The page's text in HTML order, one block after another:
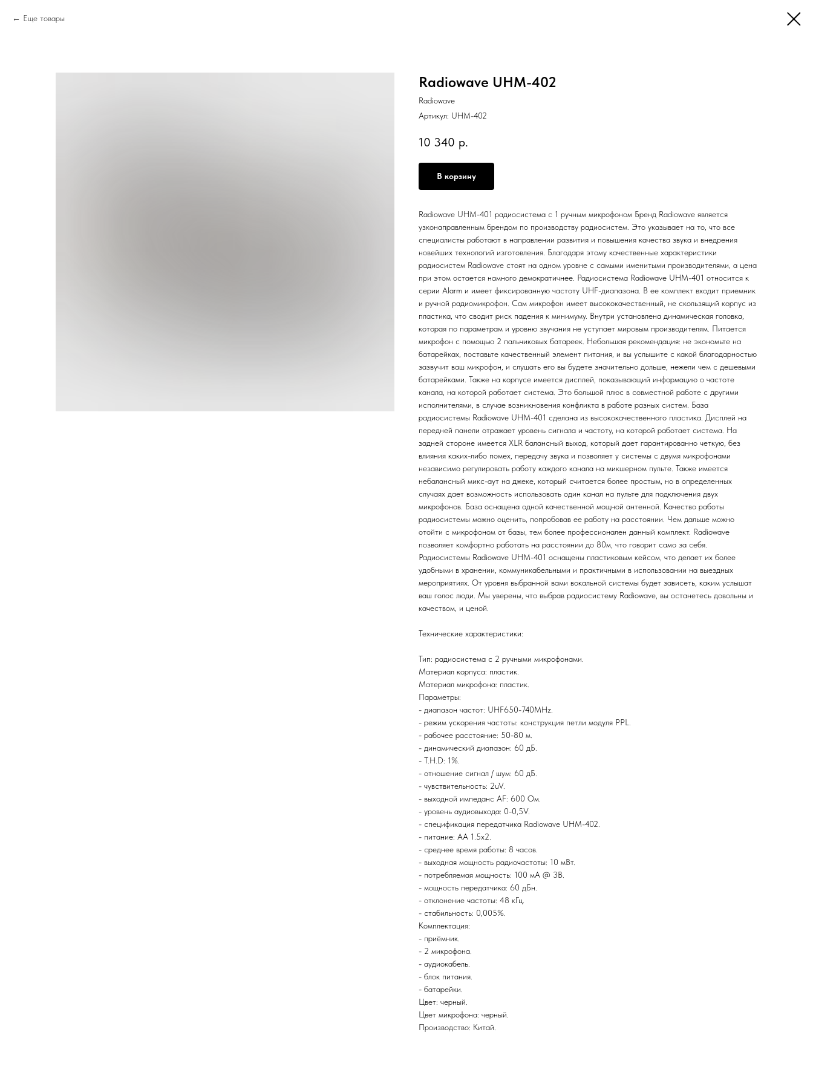
Еще товары
Radiowave UHM-402
Radiowave
Артикул: UHM-402
10 340 р.
В корзину
Radiowave UHM-401 радиосистема с 1 ручным микрофоном Бренд Radiowave является
узконаправленным брендом по производству радиосистем. Это указывает на то, что все
специалисты работают в направлении развития и повышения качества звука и внедрения
новейших технологий изготовления. Благодаря этому качественные характеристики
радиосистем Radiowave стоят на одном уровне с самыми именитыми производителями, а цена
при этом остается намного демократичнее. Радиосистема Radiowave UHM-401 относится к
серии Alarm и имеет фиксированную частоту UHF-диапазона. В ее комплект входит приемник
и ручной радиомикрофон. Сам микрофон имеет высококачественный, не скользящий корпус из
пластика, что сводит риск падения к минимуму. Внутри установлена динамическая головка,
которая по параметрам и уровню звучания не уступает мировым производителям. Питается
микрофон с помощью 2 пальчиковых батареек. Небольшая рекомендация: не экономьте на
батарейках, поставьте качественный элемент питания, и вы услышите с какой благодарностью
зазвучит ваш микрофон, и слушать его вы будете значительно дольше, нежели чем с дешевыми
батарейками. Также на корпусе имеется дисплей, показывающий информацию о частоте
канала, на которой работает система. Это большой плюс в совместной работе с другими
исполнителями, в случае возникновения конфликта в работе разных систем. База
радиосистемы Radiowave UHM-401 сделана из высококачественного пластика. Дисплей на
передней панели отражает уровень сигнала и частоту, на которой работает система. На
задней стороне имеется XLR балансный выход, который дает гарантированно четкую, без
влияния каких-либо помех, передачу звука и позволяет у системы с двумя микрофонами
независимо регулировать работу каждого канала на микшерном пульте. Также имеется
небалансный микс-аут на джеке, который считается более простым, но в определенных
случаях дает возможность использовать один канал на пульте для подключения двух
микрофонов. База оснащена одной качественной мощной антенной. Качество работы
радиосистемы можно оценить, попробовав ее работу на расстоянии. Чем дальше можно
отойти с микрофоном от базы, тем более профессионален данный комплект. Radiowave
позволяет комфортно работать на расстоянии до 80м, что говорит само за себя.
Радиосистемы Radiowave UHM-401 оснащены пластиковым кейсом, что делает их более
удобными в хранении, коммуникабельными и практичными в использовании на выездных
мероприятиях. От уровня выбранной вами вокальной системы будет зависеть, каким услышат
ваш голос люди. Мы уверены, что выбрав радиосистему Radiowave, вы останетесь довольны и
качеством, и ценой.
Технические характеристики:
Тип: радиосистема с 2 ручными микрофонами.
Материал корпуса: пластик.
Материал микрофона: пластик.
Параметры:
- диапазон частот: UHF650-740MHz.
- режим ускорения частоты: конструкция петли модуля PPL.
- рабочее расстояние: 50-80 м.
- динамический диапазон: 60 дБ.
- T.H.D: 1%.
- отношение сигнал / шум: 60 дБ.
- чувствительность: 2uV.
- выходной импеданс AF: 600 Ом.
- уровень аудиовыхода: 0-0,5V.
- спецификация передатчика Radiowave UHM-402.
- питание: AA 1.5x2.
- среднее время работы: 8 часов.
- выходная мощность радиочастоты: 10 мВт.
- потребляемая мощность: 100 мА @ 3В.
- мощность передатчика: 60 дБн.
- отклонение частоты: 48 кГц.
- стабильность: 0,005%.
Комплектация:
- приёмник.
- 2 микрофона.
- аудиокабель.
- блок питания.
- батарейки.
Цвет: черный.
Цвет микрофона: черный.
Производство: Китай.